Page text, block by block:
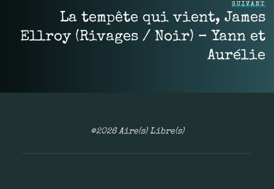
SUIVANT
La tempête qui vient, James
Ellroy (Rivages / Noir) – Yann et
Aurélie
©2026 Aire(s) Libre(s)